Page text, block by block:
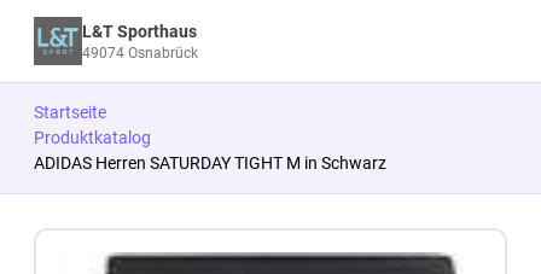
L&T Sporthaus
49074 Osnabrück
Startseite
Produktkatalog
ADIDAS Herren SATURDAY TIGHT M in Schwarz